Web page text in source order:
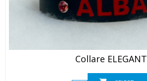
Collare ELEGANT